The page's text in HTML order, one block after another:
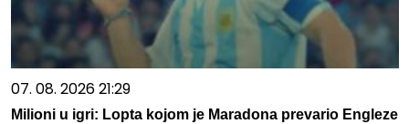
07. 08. 2026 21:29
Milioni u igri: Lopta kojom je Maradona prevario Engleze